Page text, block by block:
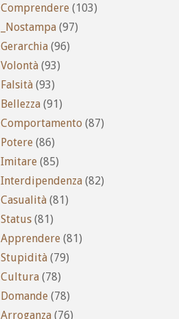
Comprendere (103)
_Nostampa (97)
Gerarchia (96)
Volontà (93)
Falsità (93)
Bellezza (91)
Comportamento (87)
Potere (86)
Imitare (85)
Interdipendenza (82)
Casualità (81)
Status (81)
Apprendere (81)
Stupidità (79)
Cultura (78)
Domande (78)
Arroganza (76)